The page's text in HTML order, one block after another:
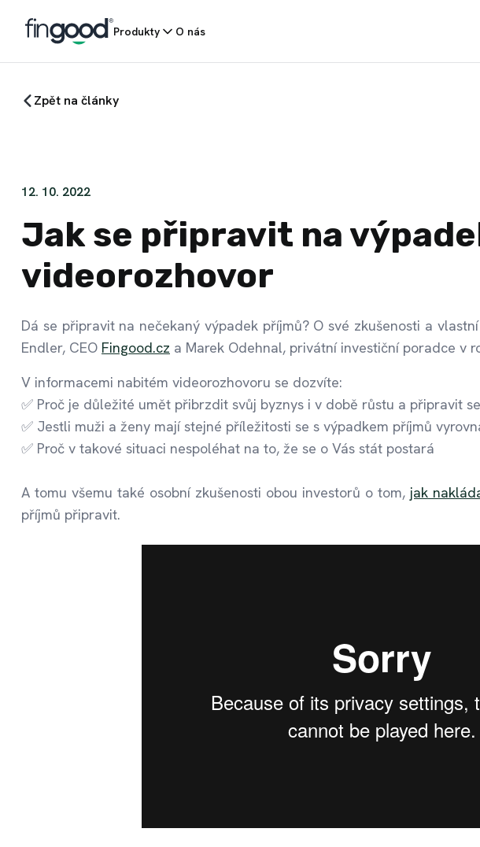
Produkty O nás
Zpět na články
12. 10. 2022
Jak se připravit na
videorozhovor
Dá se připravit na nečekaný výpadek příjmů? O své zkušenosti a
Endler, CEO Fingood.cz a Marek Odehnal, privátní investiční poradce v
V informacemi nabitém videorozhovoru se dozvíte:
✅ Proč je důležité umět přibrzdit svůj byznys i v době růstu a připravit
✅ Jestli muži a ženy mají stejné příležitosti se s výpadkem příjmů
✅ Proč v takové situaci nespoléhat na to, že se o Vás stát postará
A tomu všemu také osobní zkušenosti obou investorů o tom, jak
příjmů připravit.